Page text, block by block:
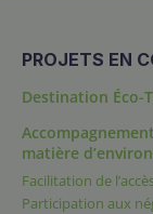
PROJETS EN
Destination Éco-
matière
Facilitation de
Participation aux